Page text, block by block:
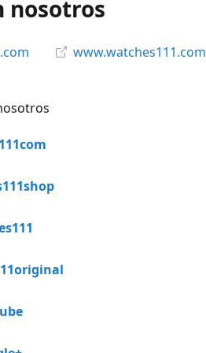
nosotros
www.watches111.com